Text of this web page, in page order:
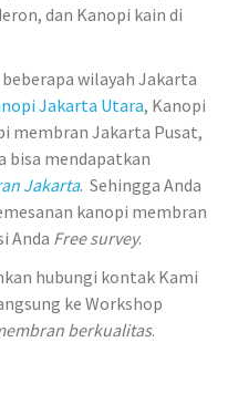
dan Kanopi kain di
wilayah Jakarta
Jakarta Utara, Kanopi
membran Jakarta Pusat,
bisa mendapatkan
Jakarta. Sehingga Anda
kanopi membran
Anda Free survey.
hubungi kontak Kami
ke Workshop
berkualitas.